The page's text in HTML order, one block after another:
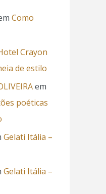
Como
Crayon
de estilo
em
poéticas
Gelati Itália –
Gelati Itália –